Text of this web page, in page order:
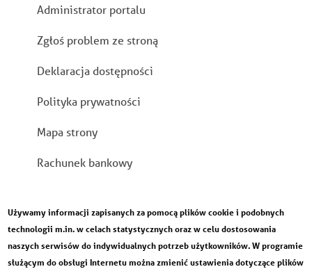
Stopka
Administrator portalu
Zgłoś problem ze stroną
Deklaracja dostępności
Polityka prywatności
Mapa strony
Rachunek bankowy
Używamy informacji zapisanych za pomocą plików cookie i podobnych
technologii m.in. w celach statystycznych oraz w celu dostosowania
naszych serwisów do indywidualnych potrzeb użytkowników. W programie
służącym do obsługi Internetu można zmienić ustawienia dotyczące plików